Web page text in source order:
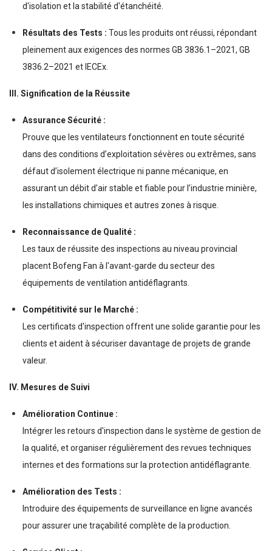
d'isolation et la stabilité d'étanchéité.
Résultats des Tests : Tous les produits ont réussi, répondant
pleinement aux exigences des normes GB 3836.1–2021, GB
3836.2–2021 et IECEx.
III. Signification de la Réussite
Assurance Sécurité :
Prouve que les ventilateurs fonctionnent en toute sécurité
dans des conditions d’exploitation sévères ou extrêmes, sans
défaut d’isolement électrique ni panne mécanique, en
assurant un débit d’air stable et fiable pour l’industrie minière,
les installations chimiques et autres zones à risque.
Reconnaissance de Qualité :
Les taux de réussite des inspections au niveau provincial
placent Bofeng Fan à l'avant-garde du secteur des
équipements de ventilation antidéflagrants.
Compétitivité sur le Marché :
Les certificats d'inspection offrent une solide garantie pour les
clients et aident à sécuriser davantage de projets de grande
valeur.
IV. Mesures de Suivi
Amélioration Continue :
Intégrer les retours d'inspection dans le système de gestion de
la qualité, et organiser régulièrement des revues techniques
internes et des formations sur la protection antidéflagrante.
Amélioration des Tests :
Introduire des équipements de surveillance en ligne avancés
pour assurer une traçabilité complète de la production.